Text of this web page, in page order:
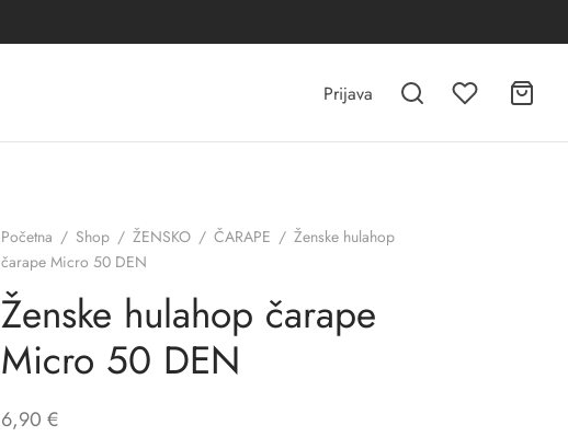
Prijava
Početna / Shop / ŽENSKO / ČARAPE / Ženske hulahop
čarape Micro 50 DEN
Ženske hulahop čarape
Micro 50 DEN
6,90 €